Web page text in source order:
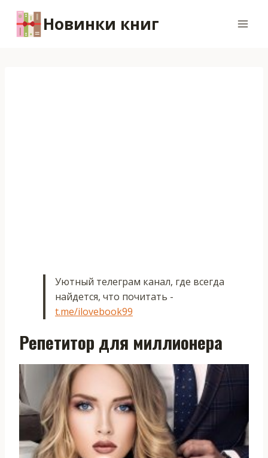
содержимому
Новинки книг
Уютный телеграм канал, где всегда
найдется, что почитать -
t.me/ilovebook99
Репетитор для миллионера